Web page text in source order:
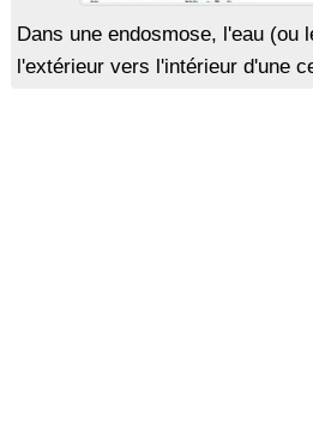
Dans une endosmose, l'eau (ou
l'extérieur vers l'intérieur d'une